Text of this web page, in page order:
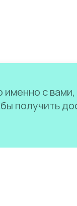
с вами,
получить